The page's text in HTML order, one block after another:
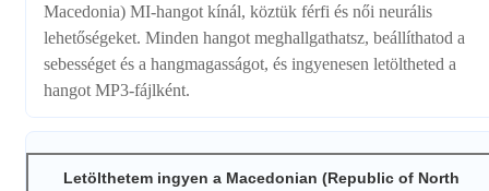
Macedonia) MI-hangot kínál, köztük férfi és női neurális
lehetőségeket. Minden hangot meghallgathatsz, beállíthatod a
sebességet és a hangmagasságot, és ingyenesen letöltheted a
hangot MP3-fájlként.
Letölthetem ingyen a Macedonian (Republic of North